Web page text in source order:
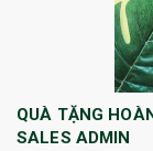
QUÀ TẶNG
SALES ADMIN